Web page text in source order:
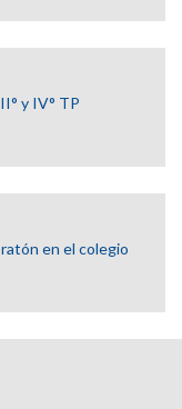
y IV° TP
en el colegio